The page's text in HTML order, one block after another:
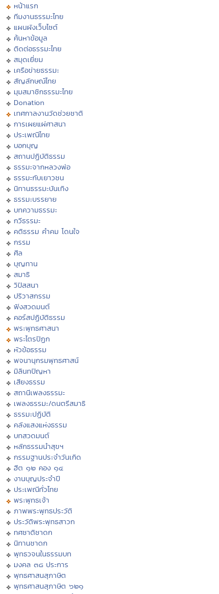
หน้าแรก
ทีมงานธรรมะไทย
แผนผังเว็บไซต์
ค้นหาข้อมูล
ติดต่อธรรมะไทย
สมุดเยี่ยม
เครือข่ายธรรมะ
สัญลักษณ์ไทย
มุมสมาชิกธรรมะไทย
Donation
เทศกาลงานวัดช่วยชาติ
การเผยแผ่ศาสนา
ประเพณีไทย
บอกบุญ
สถานปฏิบัติธรรม
ธรรมะจากหลวงพ่อ
ธรรมะกับเยาวชน
นิทานธรรมะบันเทิง
ธรรมะบรรยาย
บทความธรรมะ
กวีธรรมะ
คติธรรม คำคม โดนใจ
กรรม
ศีล
บุญทาน
สมาธิ
วิปัสสนา
ปริวาสกรรม
ฟังสวดมนต์
คอร์สปฏิบัติธรรม
พระพุทธศาสนา
พระไตรปิฏก
หัวข้อธรรม
พจนานุกรมพุทธศาสน์
มิลินทปัญหา
เสียงธรรม
สถานีเพลงธรรมะ
เพลงธรรมะ/ดนตรีสมาธิ
ธรรมะปฏิบัติ
คลังแสงแห่งธรรม
บทสวดมนต์
หลักธรรมนำสุขฯ
กรรมฐานประจำวันเกิด
ฮีต ๑๒ คอง ๑๔
งานบุญประจำปี
ประเพณีทั่วไทย
พระพุทธเจ้า
ภาพพระพุทธประวัติ
ประวัติพระพุทธสาวก
ทศชาติชาดก
นิทานชาดก
พุทธวจนในธรรมบท
มงคล ๓๘ ประการ
พุทธศาสนสุภาษิต
พุทธศาสนสุภาษิต ๖๒๑